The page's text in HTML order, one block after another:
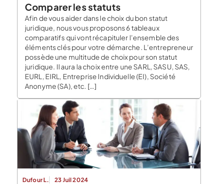
Comparer les statuts
Afin de vous aider dans le choix du bon statut
juridique, nous vous proposons 6 tableaux
comparatifs qui vont récapituler l’ensemble des
éléments clés pour votre démarche. L’entrepreneur
possède une multitude de choix pour son statut
juridique. Il aura la choix entre une SARL, SASU, SAS,
EURL, EIRL, Entreprise Individuelle (EI), Société
Anonyme (SA), etc. […]
Dufour L. 23 Juil 2024